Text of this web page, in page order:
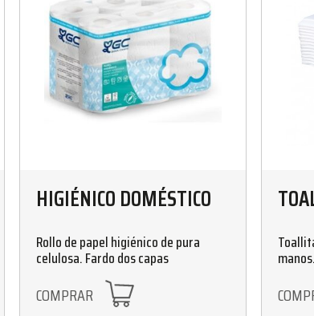
HIGIÉNICO DOMÉSTICO
Rollo de papel higiénico de pura
celulosa. Fardo dos capas
COMPRAR